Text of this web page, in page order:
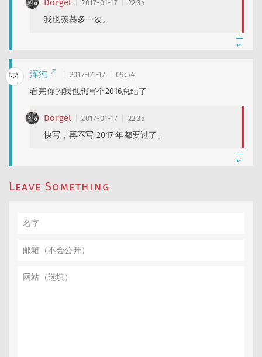
Dorgel 2017-01-17 22:34
我也羡慕多一次。
浑沌 2017-01-17 09:54
看完你的我也想写个2016总结了
Dorgel 2017-01-17 22:35
快写，再不写 2017 年都要过了。
Leave Something